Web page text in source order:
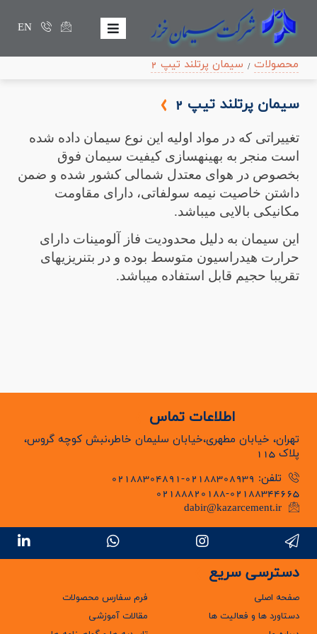
EN
محصولات سیمان پرتلند تیپ 2
سيمان پرتلند تيپ 2
تغییراتی که در مواد اولیه این نوع سیمان داده شده
است منجر به بهینه­سازی کیفیت سیمان فوق
بخصوص در هوای معتدل شمالی کشور شده و ضمن
داشتن خاصیت نیمه­ سولفاتی، دارای مقاومت
مکانیکی بالایی می­باشد.
این سیمان به دلیل محدودیت فاز آلومینات دارای
حرارت هیدراسیون متوسط بوده و در بتن­ریزی­های
تقریبا حجیم قابل استفاده می­باشد.
اطلاعات تماس
تهران، خیابان مطهری،خیابان سلیمان خاطر،نبش کوچه گروس،
پلاک 115
تلفن: 02188308939-02188304891
02188820188-02188344665
dabir@kazarcement.ir
دسترسی سریع
صفحه اصلی
دستاورد ها و فعالیت ها
فرم سفارس محصولات
مقالات آموزشی